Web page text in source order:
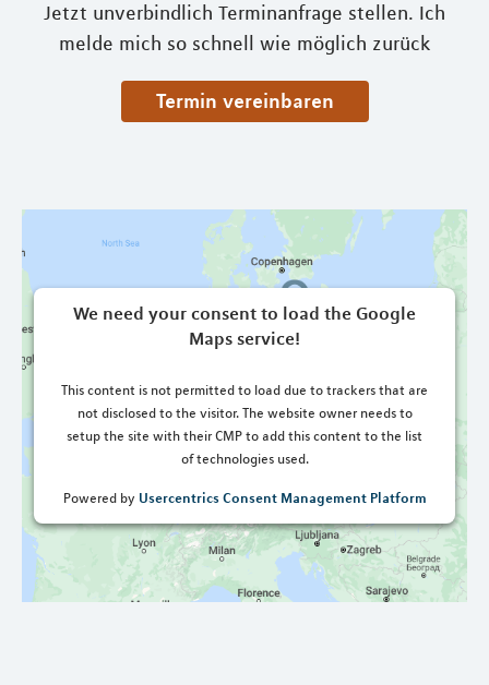
Jetzt unverbindlich Terminanfrage stellen. Ich
melde mich so schnell wie möglich zurück
Termin vereinbaren
We need your consent to load the Google
Maps service!
This content is not permitted to load due to trackers that are
not disclosed to the visitor. The website owner needs to
setup the site with their CMP to add this content to the list
of technologies used.
Powered by Usercentrics Consent Management Platform